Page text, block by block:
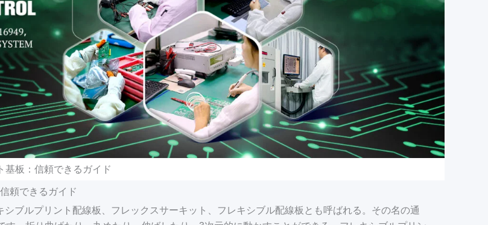
Finnish
Vietnamese
基板：信頼できるガイド
頼できるガイド
シブルプリント配線板、フレックスサーキット、フレキシブル配線板とも呼ばれる。その名の通